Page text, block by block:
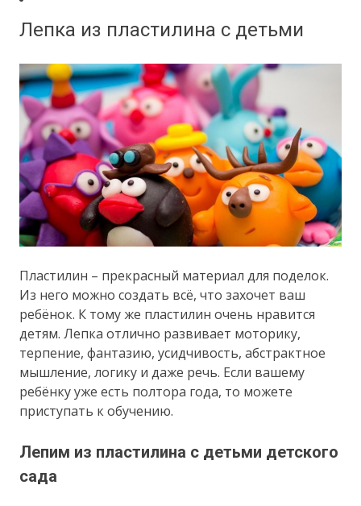
Лепка из пластилина с детьми
Пластилин – прекрасный материал для поделок.
Из него можно создать всё, что захочет ваш
ребёнок. К тому же пластилин очень нравится
детям. Лепка отлично развивает моторику,
терпение, фантазию, усидчивость, абстрактное
мышление, логику и даже речь. Если вашему
ребёнку уже есть полтора года, то можете
приступать к обучению.
Лепим из пластилина с детьми детского
сада